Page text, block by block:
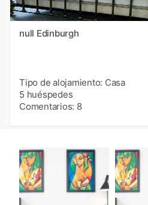
null Edinburgh
Tipo de alojamiento: Casa
5 huéspedes
Comentarios: 8